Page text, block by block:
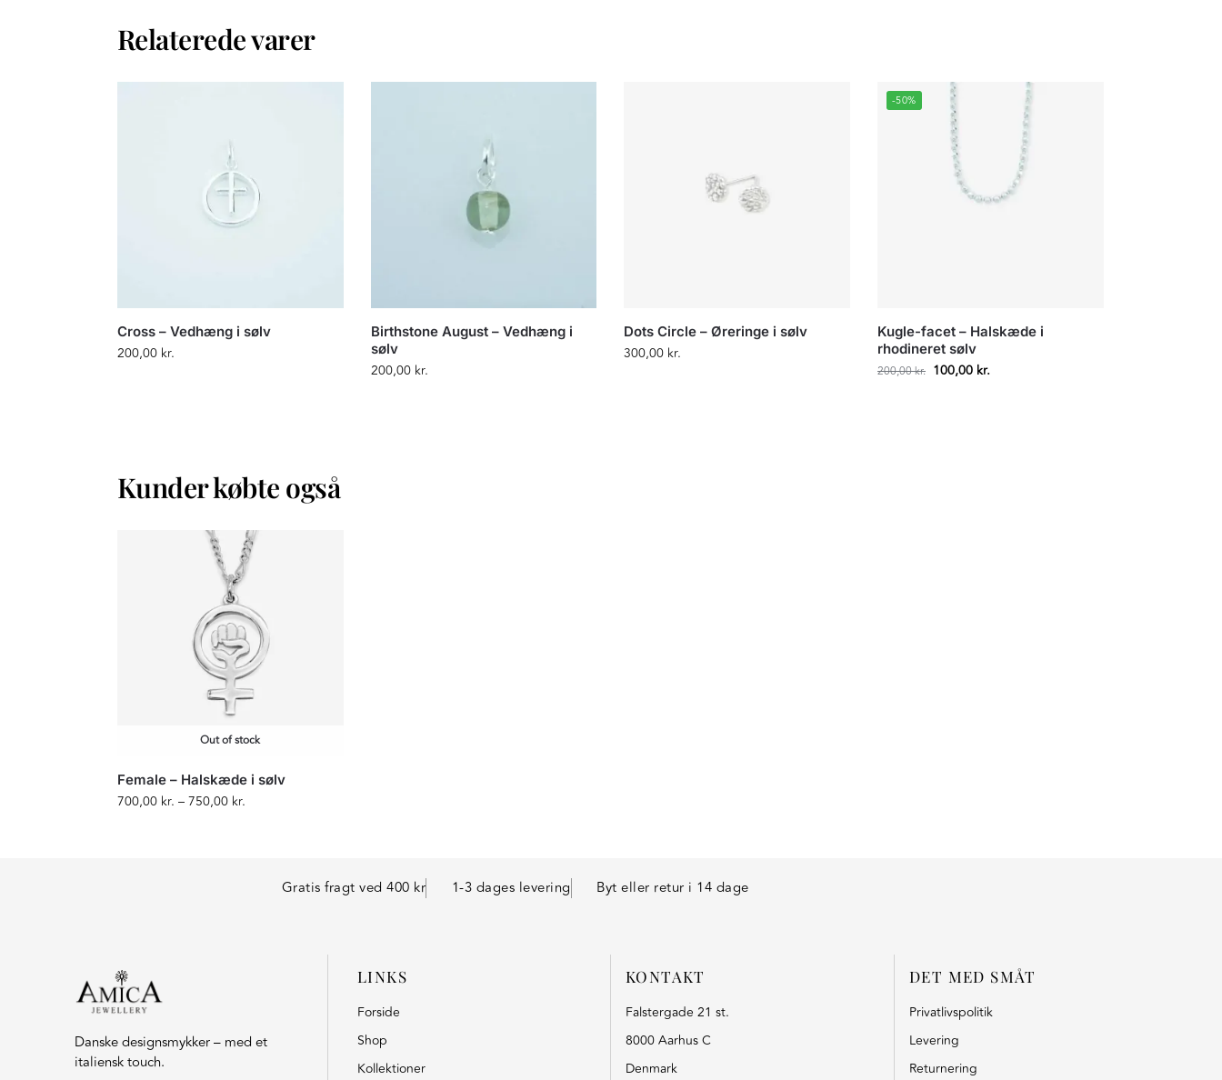
Relaterede varer
Cross – Vedhæng i sølv
200,00 kr.
Birthstone August – Vedhæng i
sølv
200,00 kr.
Dots Circle – Øreringe i sølv
300,00 kr.
-50%
Kugle-facet – Halskæde i
rhodineret sølv
200,00kr. 100,00 kr.
Kunder købte også
Out of stock
Female – Halskæde i sølv
700,00 kr. –750,00 kr.
Gratis fragt ved 400 kr 1-3 dages levering Byt eller retur i 14 dage
Danske designsmykker – med et
italiensk touch.
LINKS
Forside
Shop
Kollektioner
KONTAKT
Falstergade 21 st.
8000 Aarhus C
Denmark
DET MED SMÅT
Privatlivspolitik
Levering
Returnering